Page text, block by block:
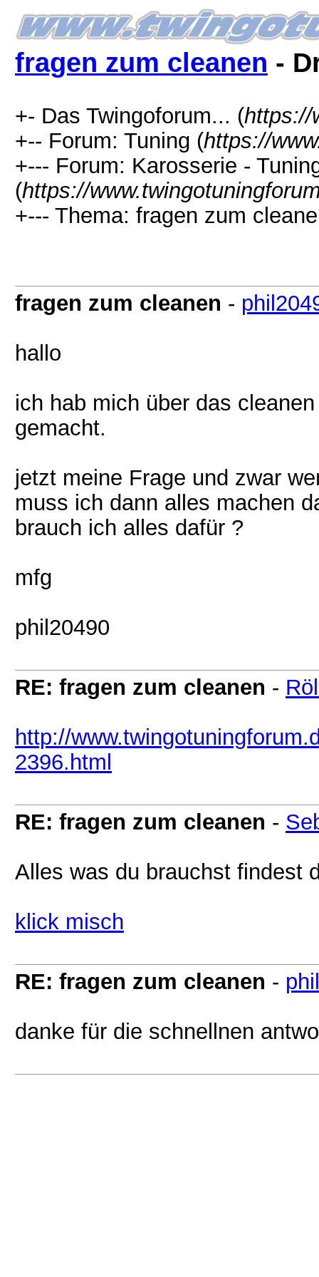
fragen zum cleanen -
+- Das Twingoforum... (https://
+-- Forum: Tuning (https://
+--- Forum: Karosserie -
(https://
+--- Thema: fragen zum
fragen zum cleanen -
hallo
ich hab mich über das
gemacht.
jetzt meine Frage und zwar
muss ich dann alles machen
brauch ich alles dafür ?
mfg
phil20490
RE: fragen zum cleanen -
http://
2396.html
RE: fragen zum cleanen -
Alles was du brauchst findest
klick misch
RE: fragen zum cleanen -
danke für die schnellnen